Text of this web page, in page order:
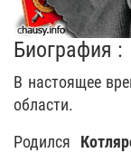
Биография :
В настоящее
области.
Родился